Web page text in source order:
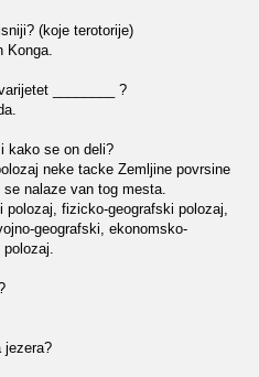
(koje terotorije)
Konga.
________ ?
kako se on deli?
neke tacke Zemljine povrsine
nalaze van tog mesta.
polozaj, fizicko-geografski polozaj,
geografski, ekonomsko-
polozaj.
jezera?